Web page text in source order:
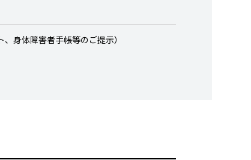
身体障害者手帳等のご提示）